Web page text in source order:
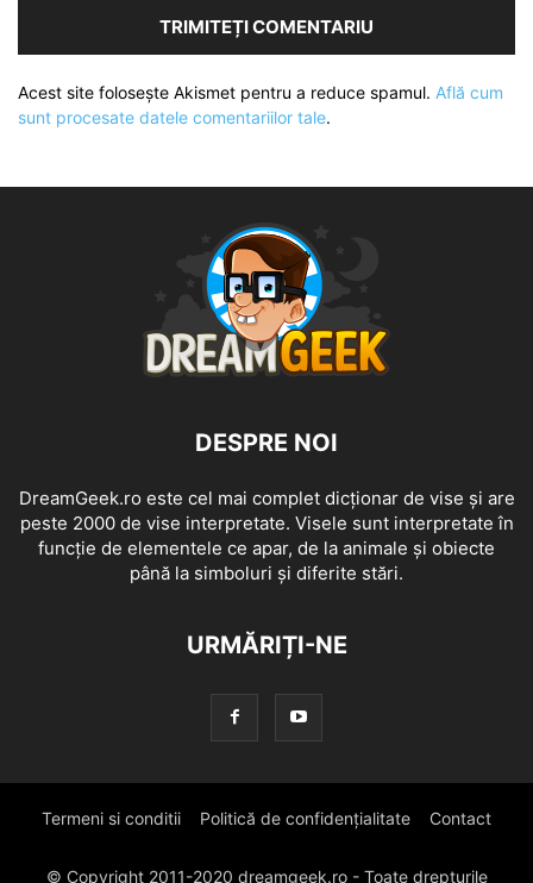
Acest site folosește Akismet pentru a reduce spamul. Află cum
sunt procesate datele comentariilor tale.
DESPRE NOI
DreamGeek.ro este cel mai complet dicționar de vise și are
peste 2000 de vise interpretate. Visele sunt interpretate în
funcție de elementele ce apar, de la animale și obiecte
până la simboluri și diferite stări.
URMĂRIȚI-NE
Termeni si conditii Politică de confidențialitate Contact
© Copyright 2011-2020 dreamgeek.ro - Toate drepturile